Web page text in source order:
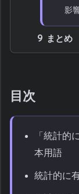
影
9 まとめ
目次
「統計的
本用語
統計的に